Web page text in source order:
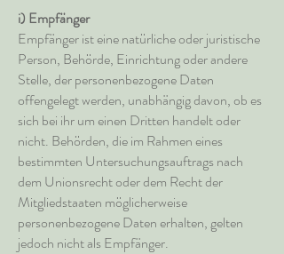
i) Empfänger
Empfänger ist eine natürliche oder juristische
Person, Behörde, Einrichtung oder andere
Stelle, der personenbezogene Daten
offengelegt werden, unabhängig davon, ob es
sich bei ihr um einen Dritten handelt oder
nicht. Behörden, die im Rahmen eines
bestimmten Untersuchungsauftrags nach
dem Unionsrecht oder dem Recht der
Mitgliedstaaten möglicherweise
personenbezogene Daten erhalten, gelten
jedoch nicht als Empfänger.